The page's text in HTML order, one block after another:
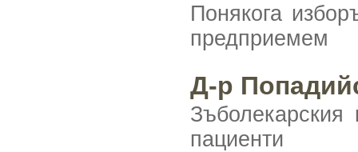
Понякога
предприемем
Д-р
пациенти